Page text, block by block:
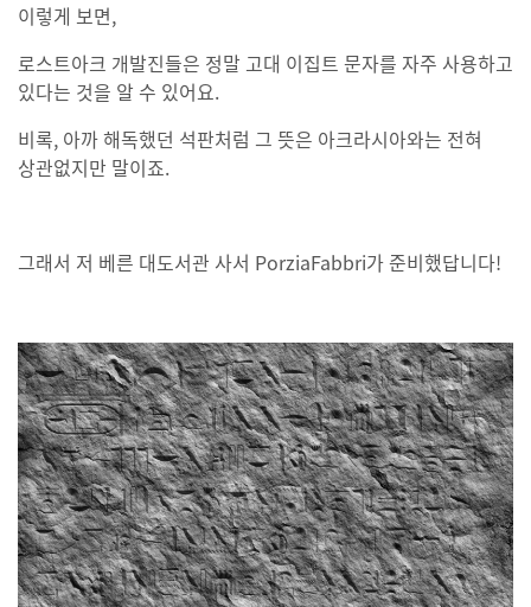
이렇게 보면,
로스트아크 개발진들은 정말 고대 이집트 문자를 자주 사용하고
있다는 것을 알 수 있어요.
비록, 아까 해독했던 석판처럼 그 뜻은 아크라시아와는 전혀
상관없지만 말이죠.
그래서 저 베른 대도서관 사서 PorziaFabbri가 준비했답니다!